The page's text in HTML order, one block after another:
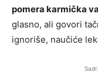
pomera karmička
glasno, ali govori
ignoriše, naučiće